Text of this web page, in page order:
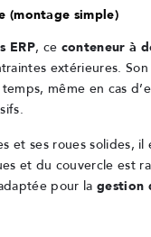
(montage simple)
ERP, ce conteneur à
extérieures. Son
même en cas
et ses roues solides, il
et du couvercle est
pour la gestion